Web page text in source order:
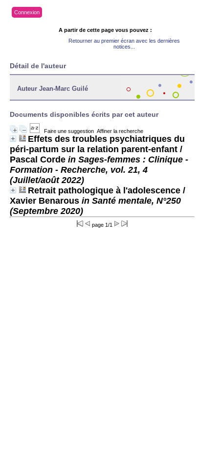
Connexion
A partir de cette page vous pouvez :
Retourner au premier écran avec les dernières
notices...
Détail de l'auteur
Auteur Jean-Marc Guilé
Documents disponibles écrits par cet auteur
Faire une suggestion Affiner la recherche
Effets des troubles psychiatriques du
péri-partum sur la relation parent-enfant /
Pascal Corde in Sages-femmes : Clinique -
Formation - Recherche, vol. 21, 4
(Juillet/août 2022)
Retrait pathologique à l'adolescence /
Xavier Benarous in Santé mentale, N°250
(Septembre 2020)
page 1/1